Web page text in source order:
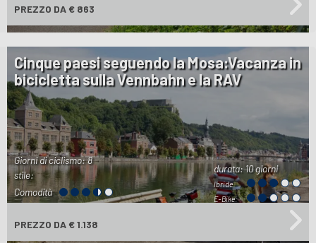
PREZZO DA € 863
Cinque paesi seguendo la Mosa:Vacanza in
bicicletta sulla Vennbahn e la RAV
durata:10 giorni
Ibride:
E-Bike:
Giorni di ciclismo: 8
stile:
Comodità
PREZZO DA € 1.138